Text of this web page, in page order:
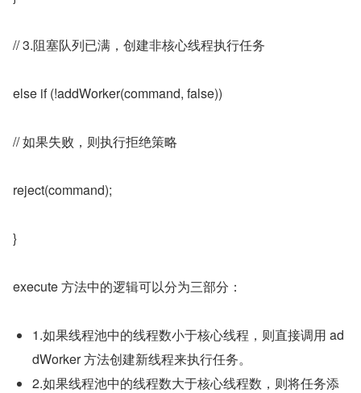
// 3.阻塞队列已满，创建非核心线程执行任务
else if (!addWorker(command, false))
// 如果失败，则执行拒绝策略
reject(command);
}
execute 方法中的逻辑可以分为三部分：
1.如果线程池中的线程数小于核心线程，则直接调用 ad
dWorker 方法创建新线程来执行任务。
2.如果线程池中的线程数大于核心线程数，则将任务添